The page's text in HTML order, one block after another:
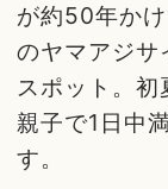
が約50年か
のヤマアジサ
スポット。初
親子で1日中
す。